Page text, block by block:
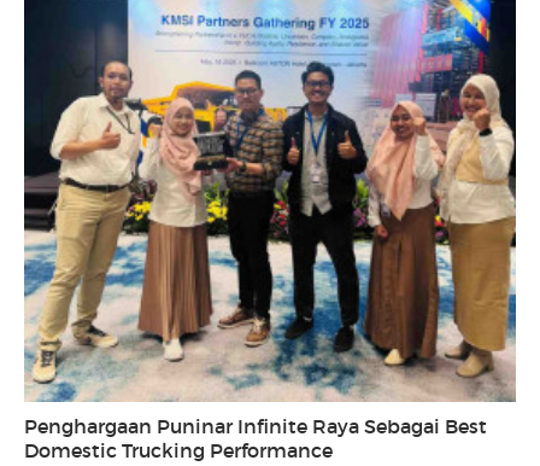
Penghargaan Puninar Infinite Raya Sebagai Best
Domestic Trucking Performance